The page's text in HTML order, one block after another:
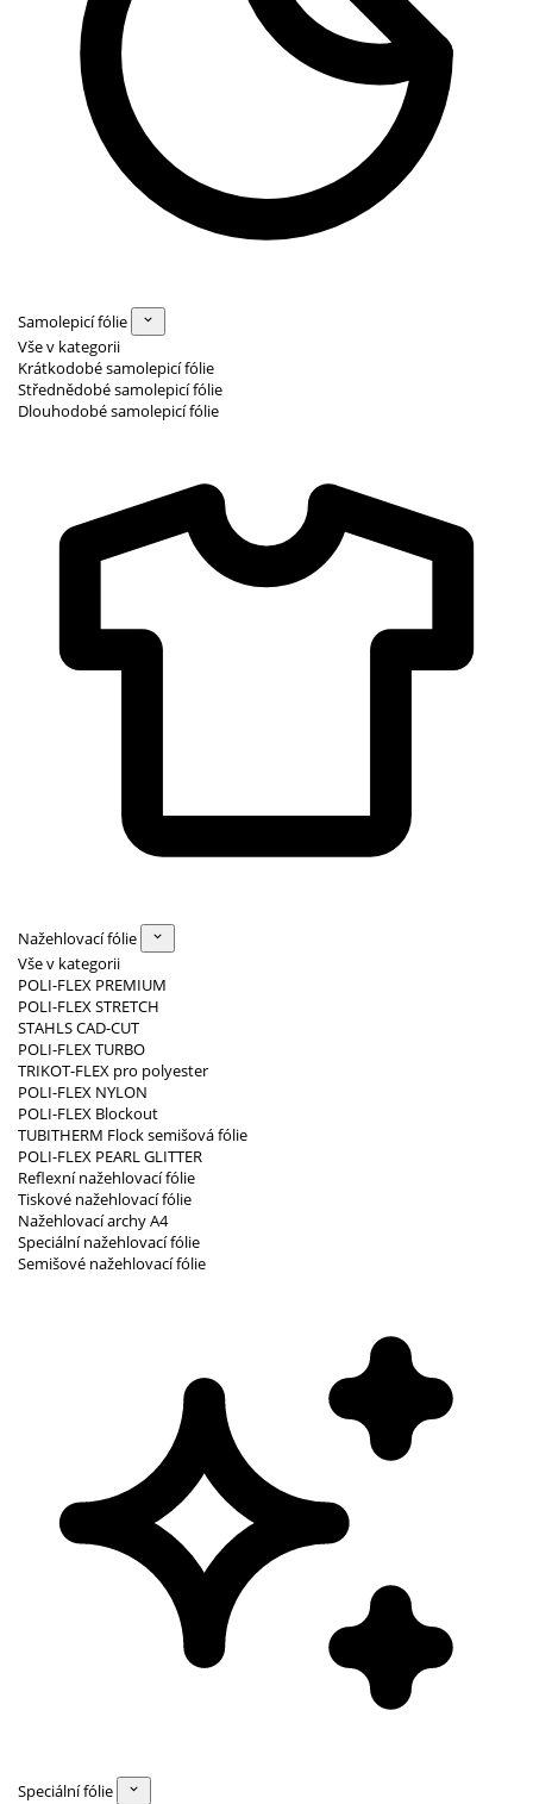
Samolepicí fólie
Vše v kategorii
Krátkodobé samolepicí fólie
Střednědobé samolepicí fólie
Dlouhodobé samolepicí fólie
Nažehlovací fólie
Vše v kategorii
POLI-FLEX PREMIUM
POLI-FLEX STRETCH
STAHLS CAD-CUT
POLI-FLEX TURBO
TRIKOT-FLEX pro polyester
POLI-FLEX NYLON
POLI-FLEX Blockout
TUBITHERM Flock semišová fólie
POLI-FLEX PEARL GLITTER
Reflexní nažehlovací fólie
Tiskové nažehlovací fólie
Nažehlovací archy A4
Speciální nažehlovací fólie
Semišové nažehlovací fólie
Speciální fólie